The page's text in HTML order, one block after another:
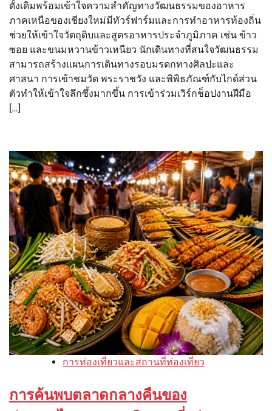
ดั้งเดิมพร้อมเข้าใจความสำคัญทางวัฒนธรรมของอาหาร
ภาคเหนือของเชียงใหม่มีทัวร์ฟาร์มและการทำอาหารท้องถิ่น
ช่วยให้เข้าใจวัตถุดิบและสูตรอาหารประจำภูมิภาค เช่น ข้าว
ซอย และขนมหวานข้าวเหนียว นักเดินทางที่สนใจวัฒนธรรม
สามารถสร้างแผนการเดินทางรอบมรดกทางศิลปะและ
ศาสนา การเข้าชมวัด พระราชวัง และพิพิธภัณฑ์กับไกด์ส่วน
ตัวทำให้เข้าใจลึกซึ้งมากขึ้น การเข้าร่วมเวิร์กช็อปงานฝีมือ
[…]
การท่องเที่ยวและสถานที่ท่องเที่ยว
การค้นพบตลาดกลางคืนของ